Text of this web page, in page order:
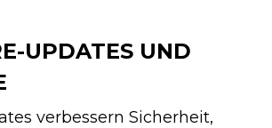
UPDATES UND
verbessern Sicherheit,